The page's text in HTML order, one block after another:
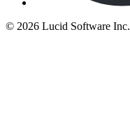
© 2026 Lucid Software Inc.